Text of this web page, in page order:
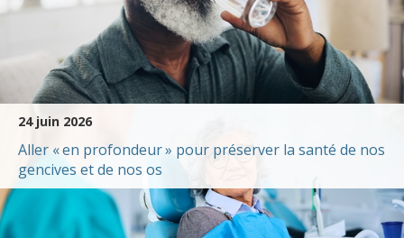
24 juin 2026
Aller « en profondeur » pour préserver la santé de nos
gencives et de nos os